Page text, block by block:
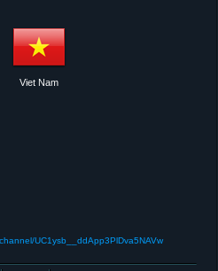
Viet Nam
UC1ysb__ddApp3PlDva5NAVw